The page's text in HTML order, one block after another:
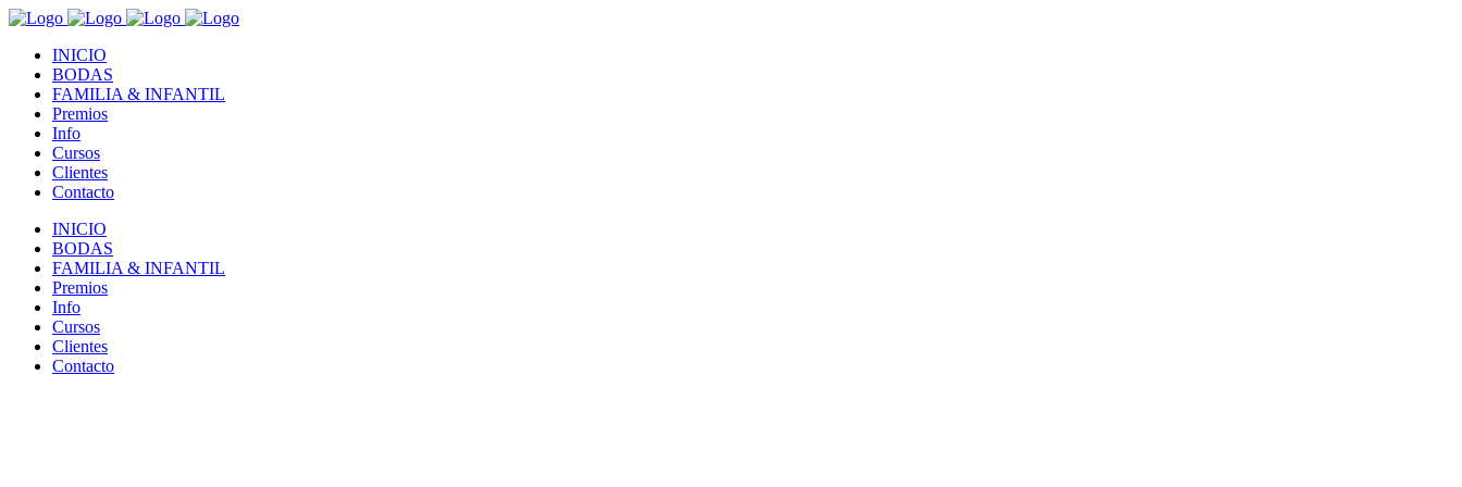
INICIO
BODAS
FAMILIA & INFANTIL
Premios
Info
Cursos
Clientes
Contacto
INICIO
BODAS
FAMILIA & INFANTIL
Premios
Info
Cursos
Clientes
Contacto